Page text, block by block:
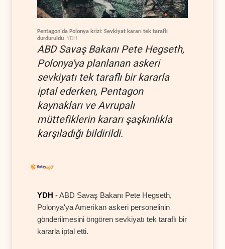
Pentagon'da Polonya krizi: Sevkiyat kararı tek taraflı
durduruldu YDH
ABD Savaş Bakanı Pete Hegseth,
Polonya'ya planlanan askeri
sevkiyatı tek taraflı bir kararla
iptal ederken, Pentagon
kaynakları ve Avrupalı
müttefiklerin kararı şaşkınlıkla
karşıladığı bildirildi.
YDH - ABD Savaş Bakanı Pete Hegseth,
Polonya'ya Amerikan askeri personelinin
gönderilmesini öngören sevkiyatı tek taraflı bir
kararla iptal etti.